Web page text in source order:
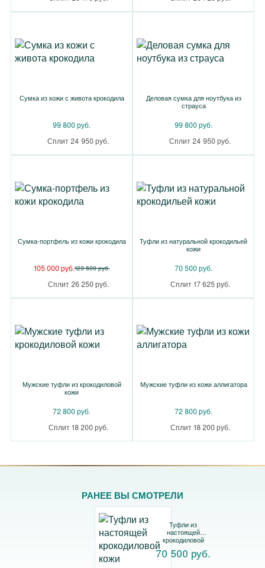
Сумка из кожи с живота крокодила
99 800 руб.
Сплит 24 950 руб.
Деловая сумка для ноутбука из
страуса
99 800 руб.
Сплит 24 950 руб.
Сумка-портфель из кожи крокодила
105 000 руб.123 600 руб.
Сплит 26 250 руб.
Туфли из натуральной крокодильей
кожи
70 500 руб.
Сплит 17 625 руб.
Мужские туфли из крокодиловой
кожи
72 800 руб.
Сплит 18 200 руб.
Мужские туфли из кожи аллигатора
72 800 руб.
Сплит 18 200 руб.
РАНЕЕ ВЫ СМОТРЕЛИ
Туфли из
настоящей
крокодиловой
кожи
70 500 руб.